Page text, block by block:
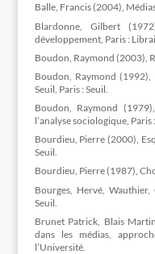
Balle, Francis (2004),
Blardonne, Gilbert
développement, Paris :
Boudon, Raymond (2003),
Boudon, Raymond (1992),
Seuil, Paris : Seuil.
Boudon, Raymond
l’analyse sociologique, Paris
Bourdieu, Pierre (2000),
Seuil.
Bourdieu, Pierre (1987),
Bourges, Hervé,
Seuil.
Brunet Patrick, Blais
dans les médias,
l’Université.